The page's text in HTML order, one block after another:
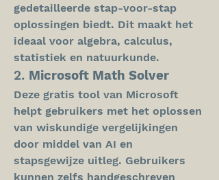
gedetailleerde stap-voor-stap
oplossingen biedt. Dit maakt het
ideaal voor algebra, calculus,
statistiek en natuurkunde.
2. Microsoft Math Solver
Deze gratis tool van Microsoft
helpt gebruikers met het oplossen
van wiskundige vergelijkingen
door middel van AI en
stapsgewijze uitleg. Gebruikers
kunnen zelfs handgeschreven